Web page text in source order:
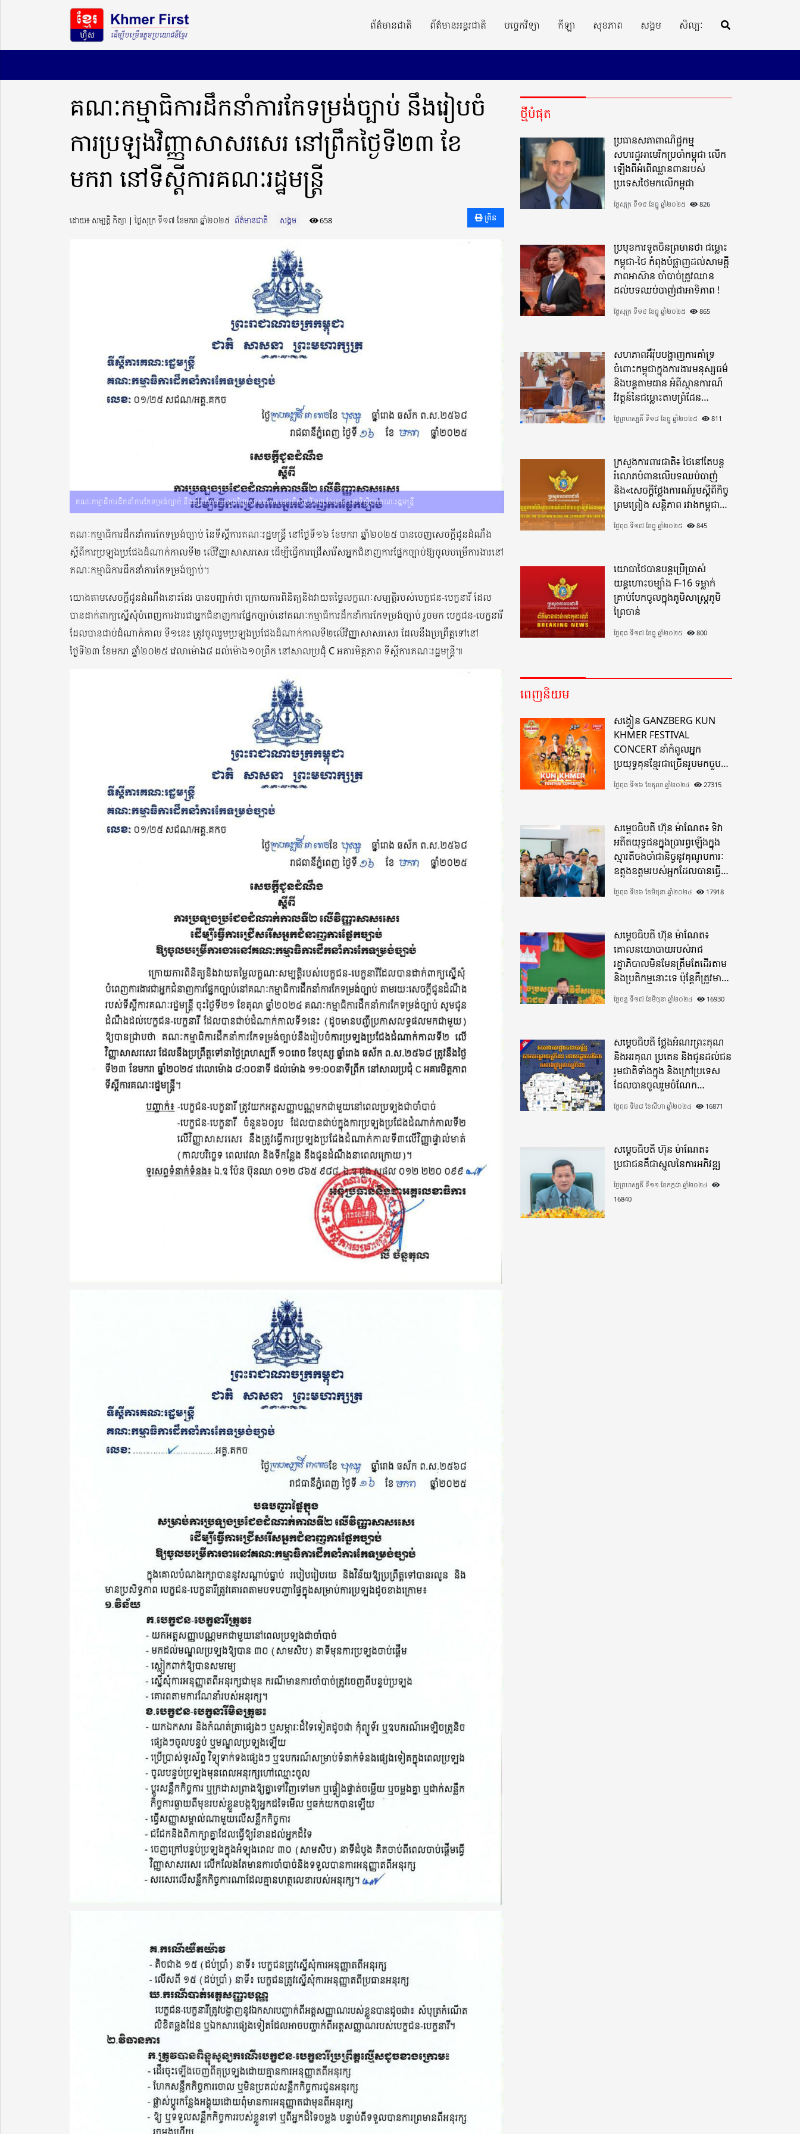
ព័ត៌មានជាតិ ព័ត៌មានអន្តរជាតិ បច្ចេកវិទ្យា កីឡា សុខភាព សង្គម សិល្បៈ
គណៈកម្មាធិការដឹកនាំការកែទម្រង់ច្បាប់ នឹងរៀបចំ
ការប្រឡងវិញ្ញាសាសរសេរ នៅព្រឹកថ្ងៃទី២៣ ខែ
មករា នៅទីស្តីការគណៈរដ្ឋមន្រ្តី
ដោយ៖ សម្បត្តិ កិត្យា ​​ | ថ្ងៃសុក្រ ទី១៧ ខែមករា ឆ្នាំ២០២៥ ព័ត៌មានជាតិ សង្គម 658 ព្រីន
គណៈកម្មាធិការដឹកនាំការកែទម្រង់ច្បាប់ នឹងរៀបចំការប្រឡងវិញ្ញាសាសរសេរ នៅព្រឹកថ្ងៃទី២៣ ខែមករា នៅទីស្តីការគណៈរដ្ឋមន្រ្តី
គណៈកម្មាធិការដឹកនាំការកែទម្រង់ច្បាប់ នៃទីស្តីការគណៈរដ្ឋមន្រ្តី នៅថ្ងៃទី១៦ ខែមករា ឆ្នាំ២០២៥ បានចេញសេចក្តីជូនដំណឹង
ស្តីពីការប្រឡងប្រជែងដំណាក់កាលទី២ លើវិញ្ញាសាសរសេរ ដើម្បីធ្វើការជ្រើសរើសអ្នកជំនាញការផ្នែកច្បាប់ឱ្យចូលបម្រើការងារនៅ
គណៈកម្មាធិការដឹកនាំការកែទម្រង់ច្បាប់។
យោងតាមសេចក្តីជូនដំណឹងនោះដែរ បានបញ្ជាក់ថា ក្រោយការពិនិត្យនិងវាយតម្លៃលក្ខណៈសម្បត្តិរបស់បេក្ខជន-បេក្ខនារី ដែល
បានដាក់ពាក្យស្នើសុំបំពេញការងារជាអ្នកជំនាញការផ្នែកច្បាប់នៅគណៈកម្មាធិការដឹកនាំការកែទម្រង់ច្បាប់ រួចមក បេក្ខជន-បេក្ខនារី
ដែលបានជាប់ដំណាក់កាល ទី១នេះ ត្រូវចូលរួមប្រឡងប្រជែងដំណាក់កាលទី២លើវិញ្ញាសាសរសេរ ដែលនឹងប្រព្រឹត្តទៅនៅ
ថ្ងៃទី២៣ ខែមករា ឆ្នាំ២០២៥ វេលាម៉ោង៨ ដល់ម៉ោង១០ព្រឹក នៅសាលប្រជុំ C អគារមិត្តភាព ទីស្តីការគណៈរដ្ឋមន្រ្តី៕
ថ្មីបំផុត
ប្រធានសភាពាណិជ្ជកម្ម
សហរដ្ឋអាមេរិកប្រចាំកម្ពុជា លើក
ឡើងពីអំពើឈ្លានពានរបស់
ប្រទេសថៃមកលើកម្ពុជា
ថ្ងៃសុក្រ ទី១៩ ខែធ្នូ ឆ្នាំ២០២៥ 826
ប្រមុខការទូតចិនព្រមានថា ជម្លោះ
កម្ពុជា-ថៃ កំពុងបំផ្លាញដល់សាមគ្គី
ភាពអាស៊ាន ចាំបាច់ត្រូវឈាន
ដល់បទឈប់បាញ់ជាអាទិភាព !
ថ្ងៃសុក្រ ទី១៩ ខែធ្នូ ឆ្នាំ២០២៥ 865
សហភាពអឺរ៉ុបបង្ហាញការគាំទ្រ
ចំពោះកម្ពុជាក្នុងការងារមនុស្សធម៌
និងបន្តតាមដាន អំពីស្ថានការណ៍
វិវត្តន៍នៃជម្លោះតាមព្រំដែន
ដោយយកចិត្តទុកដាក់ខ្ពស់
ថ្ងៃព្រហស្បតិ៍ ទី១៨ ខែធ្នូ ឆ្នាំ២០២៥ 811
ក្រសួងការពារជាតិ៖ ថៃនៅតែបន្ត
រំលោភបំពានលើបទឈប់បាញ់
និង«សេចក្តីថ្លែងការណ៍រួមស្តីពីកិច្ច
ព្រមព្រៀង សន្តិភាព រវាងកម្ពុជា
និងថៃ»
ថ្ងៃពុធ ទី១៧ ខែធ្នូ ឆ្នាំ២០២៥ 845
យោធាថៃបានបន្តប្រើប្រាស់
យន្តហោះចម្បាំង F-16 ទម្លាក់
គ្រាប់បែកចូលក្នុងភូមិសាស្ត្រភូមិ
ព្រៃចាន់
ថ្ងៃពុធ ទី១៧ ខែធ្នូ ឆ្នាំ២០២៥ 800
ពេញនិយម
សង្វៀន GANZBERG KUN
KHMER FESTIVAL
CONCERT នាំកំពូលអ្នក
ប្រយុទ្ធគុនខ្មែរជាច្រើនរូបមកចួប
គ្នាលើសង្វៀនគុនខ្មែរតែមួយដ៏
អស្ចារ្យលើទឹកដីខេត្តបាត់ដំបង
ថ្ងៃពុធ ទី១៦ ខែតុលា ឆ្នាំ២០២៤ 27315
សម្តេចធិបតី ហ៊ុន ម៉ាណែត៖ ទិវា
អតីតយុទ្ធជនក្នុងប្រារព្ធឡើងក្នុង
ស្មារតីចងចាំជានិច្ចនូវគុណូបការៈ
ឧត្តុងឧត្តមរបស់អ្នកដែលបានធ្វើ
មហាពលីកម្ម
ថ្ងៃពុធ ទី២៦ ខែមិថុនា ឆ្នាំ២០២៤ 17918
សម្តេចធិបតី ហ៊ុន ម៉ាណែត៖
គោលនយោបាយរបស់រាជ
រដ្ឋាភិបាលមិនមែនត្រឹមតែដើរតាម
និងប្រតិកម្មនោះទេ ប៉ុន្តែគឺត្រូវមាន
ភាពបុរេសកម្ម
ថ្ងៃចន្ទ ទី១៧ ខែមិថុនា ឆ្នាំ២០២៤ 16930
សម្តេចធិបតី ថ្លែងអំណរព្រះគុណ
និងអរគុណ ប្រគេន និងជូនដល់ជន
រួមជាតិទាំងក្នុង​ និងក្រៅប្រទេស​
ដែលបានចូលរួមចំណែក
យ៉ាងផុលផុសបរិច្ចាគថវិកាក្នុង
«មូលនិធិកសាងហេដ្ឋារចនាសម្ព័ន្ធ
កសាងផ្លូវក្រវាត់ព្រំដែន
ថ្ងៃពុធ ទី២៨ ខែសីហា ឆ្នាំ២០២៤ 16871
សម្តេចធិបតី ហ៊ុន ម៉ាណែត៖
ប្រជាជនគឺជាស្នូលនៃការអភិវឌ្ឍ
ថ្ងៃព្រហស្បតិ៍ ទី១១ ខែកក្កដា ឆ្នាំ២០២៤
16840